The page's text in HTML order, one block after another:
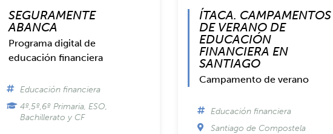
SEGURAMENTE
ABANCA
Programa digital de
educación financiera
Educación financiera
4º,5º,6º Primaria, ESO,
Bachillerato y CF
ÍTACA. CAMPAMENTOS
DE VERANO DE
EDUCACIÓN
FINANCIERA EN
SANTIAGO
Campamento de verano
Educación financiera
Santiago de Compostela